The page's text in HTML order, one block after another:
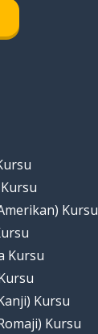
Kursu
Kursu
Kursu
Kursu
Kursu